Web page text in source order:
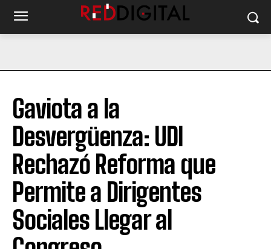
Gaviota a la
Desvergüenza: UDI
Rechazó Reforma que
Permite a Dirigentes
Sociales Llegar al